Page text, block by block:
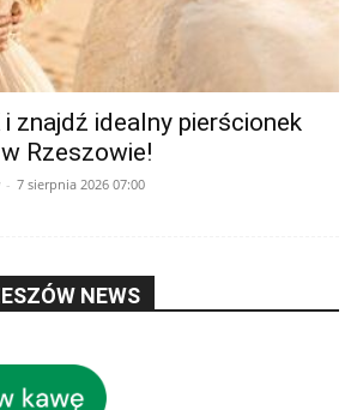
znajdź idealny pierścionek
Rzeszowie!
- 7 sierpnia 2026 07:00
NEWS